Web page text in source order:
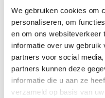
We gebruiken cookies om
personaliseren, om
en om ons websiteverkeer
informatie over uw gebruik
partners voor social
partners kunnen deze
informatie die u aan ze
verzameld op basis van
het punt komt dat het
dagelijks leven en merk
nu jeecht bezig bent
bent met het lichaam dat
Wil je gratis tips